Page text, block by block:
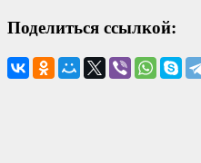
Поделиться ссылкой: